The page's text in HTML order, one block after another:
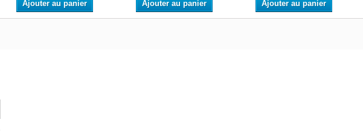
Ajouter au panier Ajouter au panier Ajouter au panier